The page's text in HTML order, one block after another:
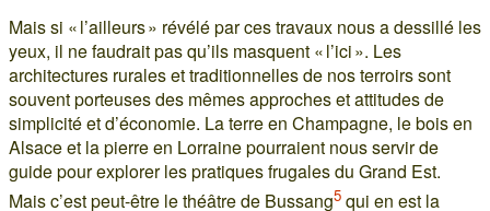
Mais si « l’ailleurs » révélé par ces travaux nous a dessillé les
yeux, il ne faudrait pas qu’ils masquent « l’ici ». Les
architectures rurales et traditionnelles de nos terroirs sont
souvent porteuses des mêmes approches et attitudes de
simplicité et d’économie. La terre en Champagne, le bois en
Alsace et la pierre en Lorraine pourraient nous servir de
guide pour explorer les pratiques frugales du Grand Est.
Mais c’est peut-être le théâtre de Bussang5 qui en est la